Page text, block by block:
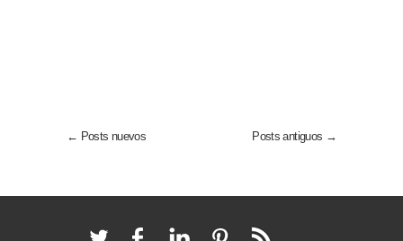
← Posts nuevos Posts antiguos →